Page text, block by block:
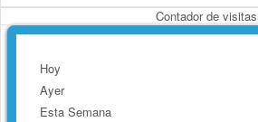
Contador de visitas
Hoy
Ayer
Esta Semana